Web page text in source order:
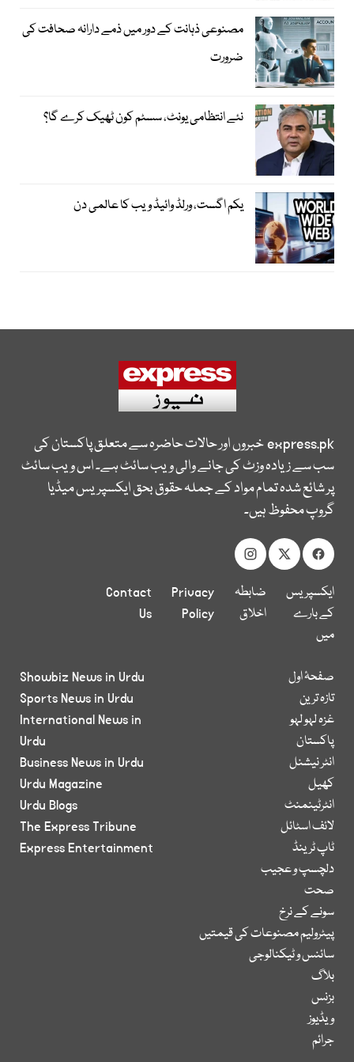
مصنوعی ذہانت کے دور میں ذمے دارانہ صحافت کی
ضرورت
نئے انتظامی یونٹ، سسٹم کون ٹھیک کرے گا؟
یکم اگست، ورلڈ وائیڈ ویب کا عالمی دن
express.pkخبروں اور حالات حاضرہ سے متعلق پاکستان کی
سب سے زیادہ وزٹ کی جانے والی ویب سائٹ ہے۔ اس ویب سائٹ
پر شائع شدہ تمام مواد کے جملہ حقوق بحق ایکسپریس میڈیا
گروپ محفوظ ہیں۔
ایکسپریس
کے بارے
میں
ضابطہ
اخلاق
Privacy
Policy
Contact
Us
صفحۂ اول
تازہ ترین
غزہ لہو لہو
پاکستان
انٹر نیشنل
کھیل
انٹرٹینمنٹ
لائف اسٹائل
ٹاپ ٹرینڈ
دلچسپ و عجیب
صحت
سونے کے نرخ
پیٹرولیم مصنوعات کی قیمتیں
سائنس و ٹیکنالوجی
بلاگ
بزنس
ویڈیوز
جرائم
Showbiz News in Urdu
Sports News in Urdu
International News in
Urdu
Business News in Urdu
Urdu Magazine
Urdu Blogs
The Express Tribune
Express Entertainment